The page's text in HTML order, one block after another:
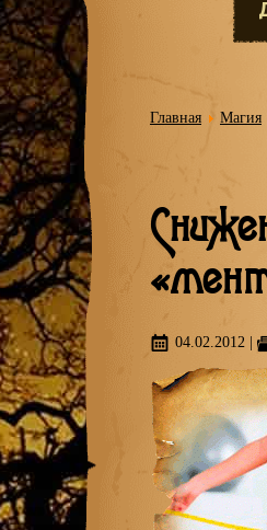
Главная Магия
04.02.2012